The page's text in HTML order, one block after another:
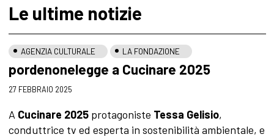
Le ultime notizie
AGENZIA CULTURALE LA FONDAZIONE
pordenonelegge a Cucinare 2025
27 FEBBRAIO 2025
A Cucinare 2025 protagoniste Tessa Gelisio,
conduttrice tv ed esperta in sostenibilità ambientale, e